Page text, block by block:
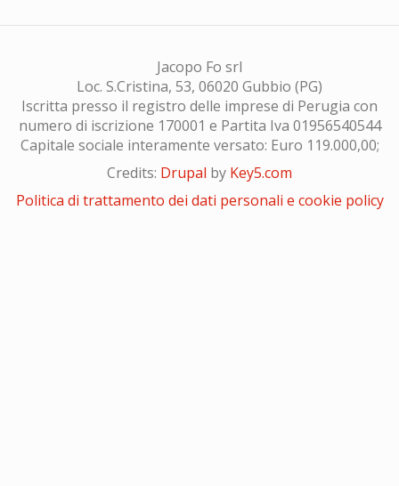
Jacopo Fo srl
Loc. S.Cristina, 53, 06020 Gubbio (PG)
Iscritta presso il registro delle imprese di Perugia con
numero di iscrizione 170001 e Partita Iva 01956540544
Capitale sociale interamente versato: Euro 119.000,00;
Credits: Drupal by Key5.com
Politica di trattamento dei dati personali e cookie policy